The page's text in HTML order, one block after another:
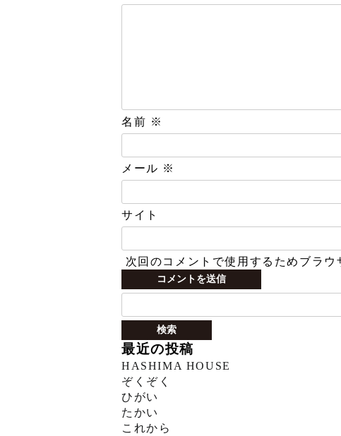
名前 ※
メール ※
サイト
次回のコメントで使用するためブラ
検
最近の投稿
HASHIMA HOUSE
ぞくぞく
ひがい
たかい
これから